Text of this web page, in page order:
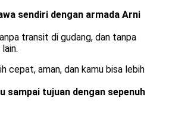
sendiri dengan armada Arni
transit di gudang, dan tanpa
cepat, aman, dan kamu bisa lebih
sampai tujuan dengan sepenuh